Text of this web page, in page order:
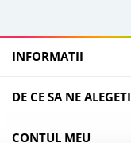
INFORMATII
DE CE SA NE ALEGETI
CONTUL MEU